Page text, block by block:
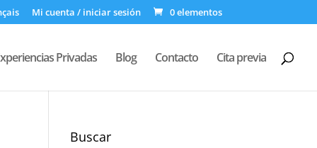
Mi cuenta / iniciar sesión 0 elementos
Privadas Blog Contacto Cita previa
Buscar